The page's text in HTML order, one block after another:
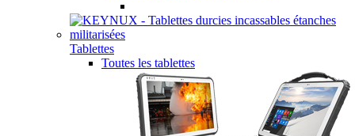
Tablettes
Toutes les tablettes